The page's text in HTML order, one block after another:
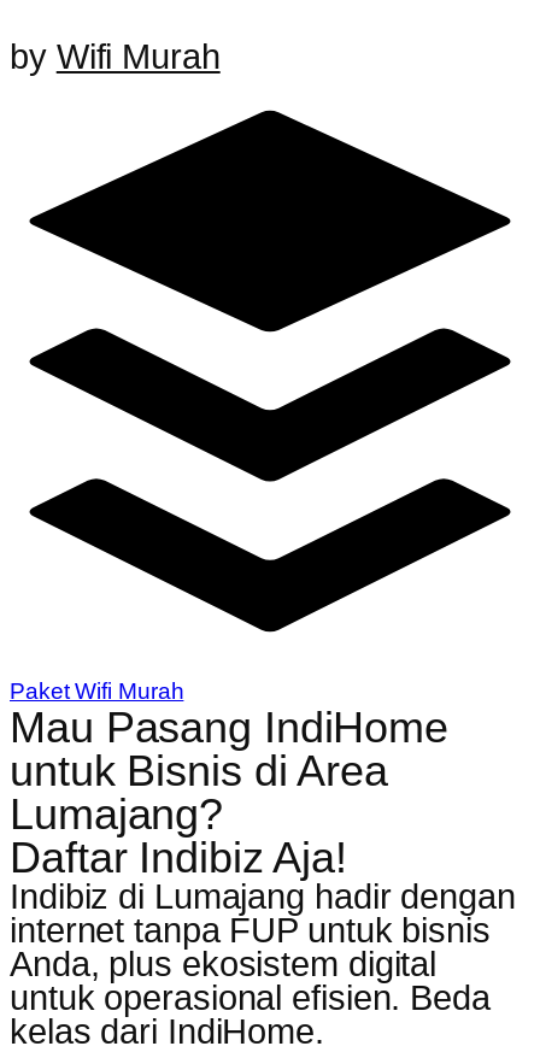
by Wifi Murah
Paket Wifi Murah
Mau Pasang IndiHome
untuk Bisnis di Area
Lumajang?
Daftar Indibiz Aja!
Indibiz di Lumajang hadir dengan
internet tanpa FUP untuk bisnis
Anda, plus ekosistem digital
untuk operasional efisien. Beda
kelas dari IndiHome.